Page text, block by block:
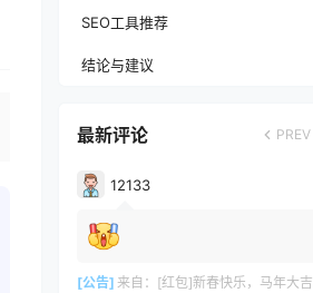
SEO工具推荐
结论与建议
最新评论 PREV
12133
[公告] 来自： [红包]新春快乐，马年大吉